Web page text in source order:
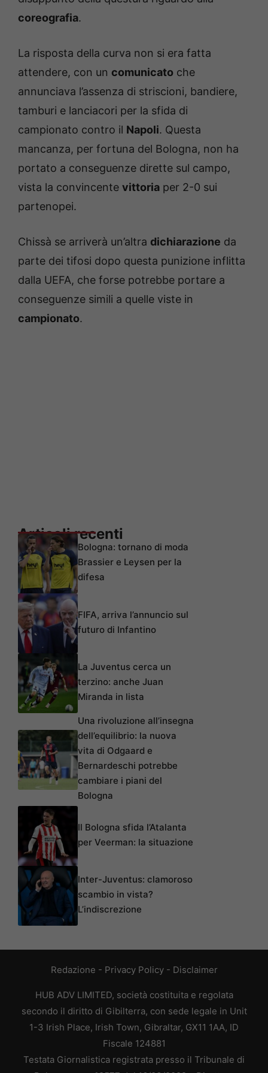
coreografia.
La risposta della curva non si era fatta
attendere, con un comunicato che
annunciava l’assenza di striscioni, bandiere,
tamburi e lanciacori per la sfida di
campionato contro il Napoli. Questa
mancanza, per fortuna del Bologna, non ha
portato a conseguenze dirette sul campo,
vista la convincente vittoria per 2-0 sui
partenopei.
Chissà se arriverà un’altra dichiarazione da
parte dei tifosi dopo questa punizione inflitta
dalla UEFA, che forse potrebbe portare a
conseguenze simili a quelle viste in
campionato.
Articoli recenti
Bologna: tornano di moda
Brassier e Leysen per la
difesa
FIFA, arriva l’annuncio sul
futuro di Infantino
La Juventus cerca un
terzino: anche Juan
Miranda in lista
Una rivoluzione all’insegna
dell’equilibrio: la nuova
vita di Odgaard e
Bernardeschi potrebbe
cambiare i piani del
Bologna
Il Bologna sfida l’Atalanta
per Veerman: la situazione
Inter-Juventus: clamoroso
scambio in vista?
L’indiscrezione
Redazione - Privacy Policy- Disclaimer
HUB ADV LIMITED, società costituita e regolata
secondo il diritto di Gibilterra, con sede legale in Unit
1-3 Irish Place, Irish Town, Gibraltar, GX11 1AA, ID
Fiscale 124881
Testata Giornalistica registrata presso il Tribunale di